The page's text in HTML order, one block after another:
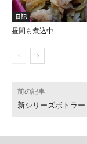
日記
昼間も煮込中
前の記事
新シリーズボトラー